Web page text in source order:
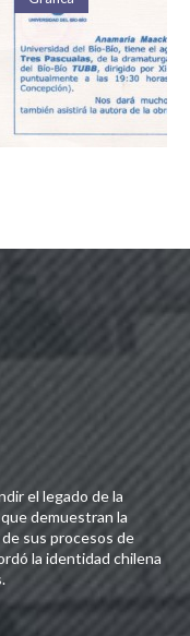
el legado de la
demuestran la
sus procesos de
la identidad chilena